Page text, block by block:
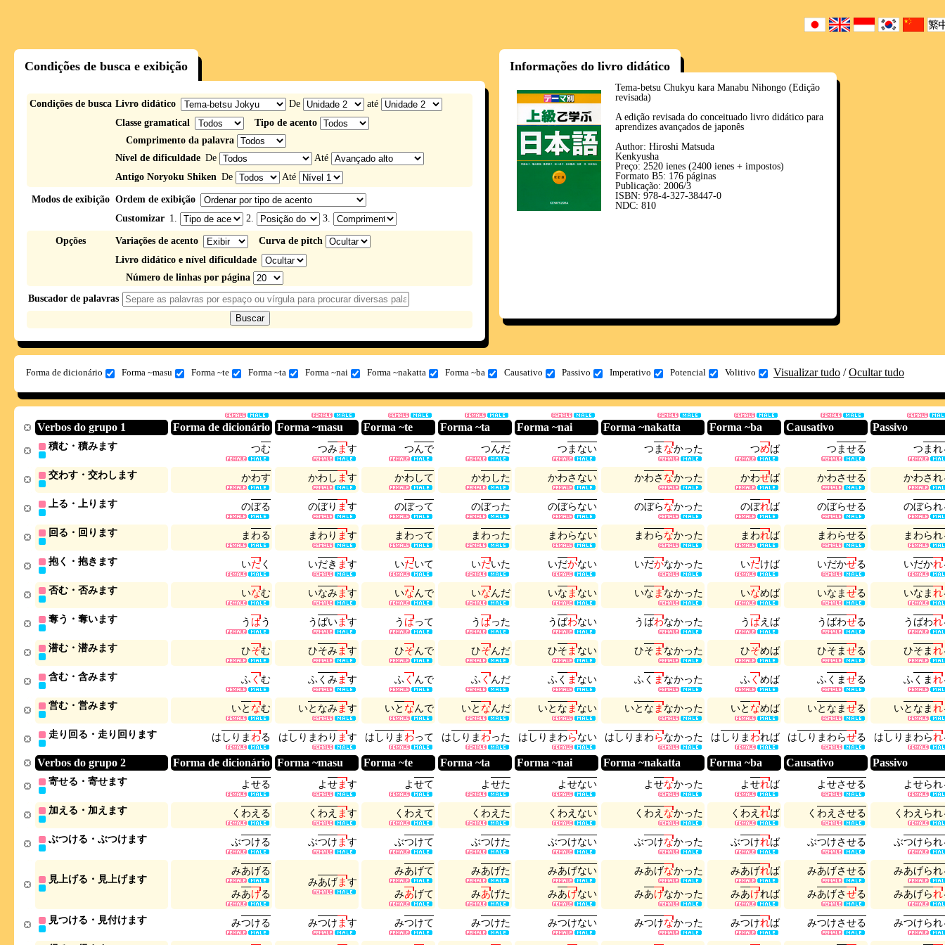
Condições de busca e exibição
Condições de busca Livro didático De
até
Classe gramatical
Tipo de acento
Comprimento da palavra
Nível de dificuldade De
Até
Antigo Noryoku Shiken De Até
Modos de exibição Ordem de exibição
Customizar 1. 2. 3.
Opções Variações de acento
Curva de pitch
Livro didático e nível dificuldade
Número de linhas por página
Buscador de palavras
Informações do livro didático
Tema-betsu Chukyu kara Manabu Nihongo (Edição
revisada)
A edição revisada do conceituado livro didático para
aprendizes avançados de japonês
Author: Hiroshi Matsuda
Kenkyusha
Preço: 2520 ienes (2400 ienes + impostos)
Formato B5: 176 páginas
Publicação: 2006/3
ISBN: 978-4-327-38447-0
NDC: 810
Forma de dicionário Forma ~masu Forma ~te Forma ~ta Forma ~nai Forma ~nakatta Forma ~ba Causativo Passivo Imperativo Potencial Volitivo Visualizar tudo /Ocultar tudo
Verbos do grupo 1 Forma de dicionário Forma ~masu Forma ~te Forma ~ta Forma ~nai Forma ~nakatta Forma ~ba Causativo Passivo
積む・積みます つむ つみます つんで つんだ つ ま ない つ ま なかった つめば つ ませる つ まれ
交わす・交わします かわす かわ し ます かわ して かわ した かわさ ない かわさ なかった かわせば かわさせる かわされ
上る・上ります のぼる のぼり ます のぼって のぼった のぼらない のぼらなかった のぼれば のぼらせる のぼられ
回る・回ります ま わる ま わ り ます ま わって ま わった ま わらない ま わらなかった ま われば ま わらせる ま わられ
抱く・抱きます いだく いだき ます いだいて いだいた いだかない いだかなかった いだけば いだかせる いだかれ
否む・否みます いなむ いなみます いなんで いなんだ いな まない いな まなかった いなめば いな ませる いな まれ
奪う・奪います う ばう う ばいます う ばって う ばった う ばわない う ばわなかった う ばえ ば う ばわせる う ばわれ
潜む・潜みます ひそむ ひそみます ひそんで ひそんだ ひそ まない ひそ まなかった ひそめば ひそ ませる ひそ まれ
含む・含みます ふ くむ ふ く みます ふ くんで ふ くんだ ふ く まない ふ く まなかった ふ くめば ふ く ませる ふ く まれ
営む・営みます いと なむ いと なみます いと なんで いと なんだ いと な まない いと な まなかった いと なめば いと な ませる いと な まれ
走り回る・走り回ります は し り ま わる は し り ま わ り ます は し り ま わって は し り ま わった は し り ま わらない は し り ま わらなかった は し り ま われば は し り ま わらせる は し り ま わられ
Verbos do grupo 2 Forma de dicionário Forma ~masu Forma ~te Forma ~ta Forma ~nai Forma ~nakatta Forma ~ba Causativo Passivo
寄せる・寄せます よせる よせます よせて よせた よせない よせなかった よせれば よせさせる よせられ
加える・加えます く わえ る く わえ ます く わえ て く わえ た く わえ ない く わえ なかった く わえ れば く わえ させる く わえ られ
ぶつける・ぶつけます ぶつける ぶつけ ます ぶつけて ぶつけた ぶつけない ぶつけなかった ぶつければ ぶつけさせる ぶつけられ
見上げる・見上げます
みあげる
みあげる
みあげます
みあげて
みあげて
みあげた
みあげた
みあげない
みあげない
みあげなかった
みあげなかった
みあげれば
みあげれば
みあげさせる
みあげさせる
みあげられ
みあげられ
見つける・見付けます みつける みつけ ます みつけて みつけた みつけない みつけなかった みつければ みつけさせる みつけられ